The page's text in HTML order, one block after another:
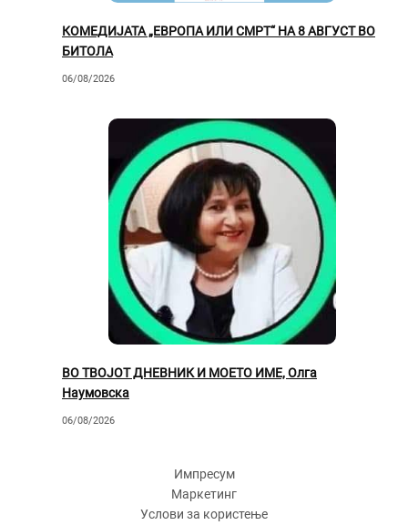
КОМЕДИЈАТА „ЕВРОПА ИЛИ СМРТ“ НА 8 АВГУСТ ВО
БИТОЛА
06/08/2026
ВО ТВОЈОТ ДНЕВНИК И МОЕТО ИМЕ, Олга
Наумовска
06/08/2026
Импресум
Маркетинг
Услови за користење